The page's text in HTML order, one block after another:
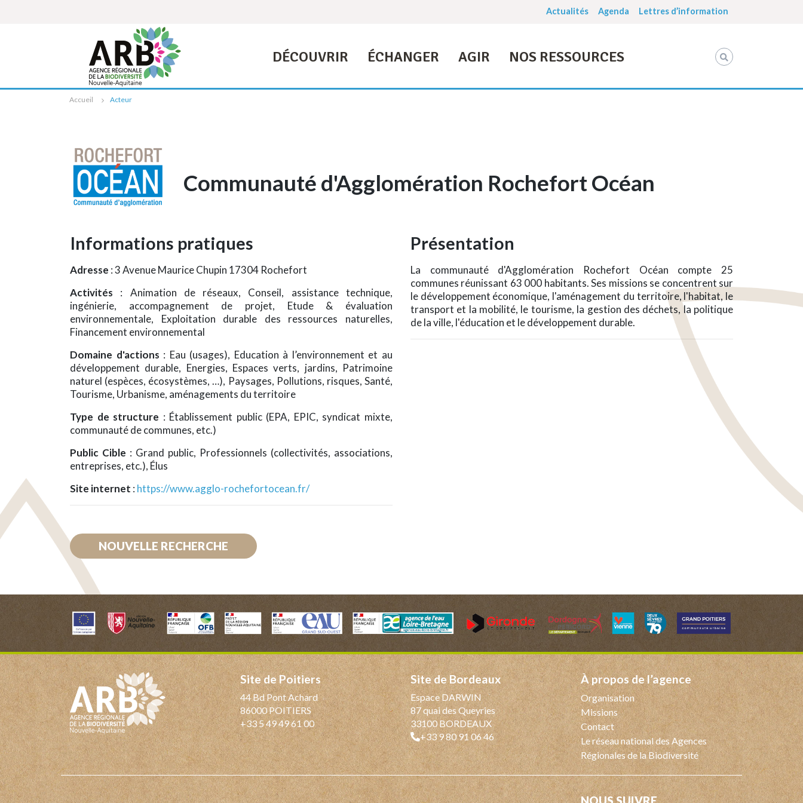
Actualités Agenda Lettres d’information
DÉCOUVRIR ÉCHANGER AGIR NOS RESSOURCES
Accueil Acteur
Communauté d'Agglomération Rochefort Océan
Informations pratiques
Adresse : 3 Avenue Maurice Chupin 17304 Rochefort
Activités : Animation de réseaux, Conseil, assistance technique,
ingénierie, accompagnement de projet, Etude & évaluation
environnementale, Exploitation durable des ressources naturelles,
Financement environnemental
Domaine d'actions : Eau (usages), Education à l’environnement et au
développement durable, Energies, Espaces verts, jardins, Patrimoine
naturel (espèces, écosystèmes, …), Paysages, Pollutions, risques, Santé,
Tourisme, Urbanisme, aménagements du territoire
Type de structure : Établissement public (EPA, EPIC, syndicat mixte,
communauté de communes, etc.)
Public Cible : Grand public, Professionnels (collectivités, associations,
entreprises, etc.), Élus
Site internet : https://www.agglo-rochefortocean.fr/
Présentation
La communauté d'Agglomération Rochefort Océan compte 25
communes réunissant 63 000 habitants. Ses missions se concentrent sur
le développement économique, l'aménagement du territoire, l'habitat, le
transport et la mobilité, le tourisme, la gestion des déchets, la politique
de la ville, l'éducation et le développement durable.
NOUVELLE RECHERCHE
Site de Poitiers
44 Bd Pont Achard
86000 POITIERS
+33 5 49 49 61 00
Site de Bordeaux
Espace DARWIN
87 quai des Queyries
33100 BORDEAUX
+33 9 80 91 06 46
à propos de l’agence
Organisation
Missions
Contact
Le réseau national des Agences
Régionales de la Biodiversité